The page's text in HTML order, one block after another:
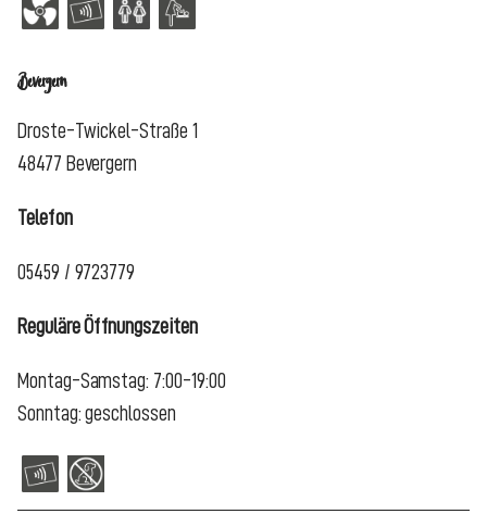
Bevergern
Droste-Twickel-Straße 1
48477 Bevergern
Telefon
05459 / 9723779
Reguläre Öffnungszeiten
Montag-Samstag: 7:00-19:00
Sonntag: geschlossen